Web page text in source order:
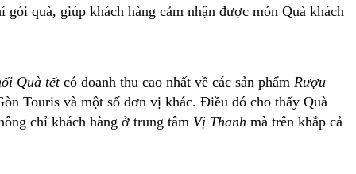
quà, giúp khách hàng cảm nhận được món Quà khách
Quà tếtcó doanh thu cao nhất về các sản phẩm Rượu
Touris và một số đơn vị khác. Điều đó cho thấy Quà
chỉ khách hàng ở trung tâm Vị Thanh mà trên khắp cả